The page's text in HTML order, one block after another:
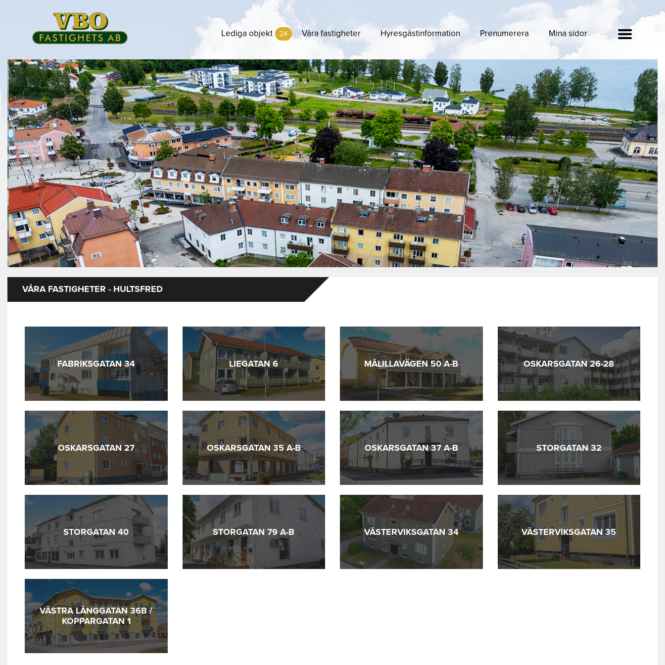
Lediga objekt 24 Våra fastigheter Hyresgästinformation Prenumerera Mina sidor
VÅRA FASTIGHETER - HULTSFRED
FABRIKSGATAN 34 LIEGATAN 6 MÅLILLAVÄGEN 50 A-B OSKARSGATAN 26-28
OSKARSGATAN 27 OSKARSGATAN 35 A-B OSKARSGATAN 37 A-B STORGATAN 32
STORGATAN 40 STORGATAN 79 A-B VÄSTERVIKSGATAN 34 VÄSTERVIKSGATAN 35
VÄSTRA LÅNGGATAN 36B /
KOPPARGATAN 1